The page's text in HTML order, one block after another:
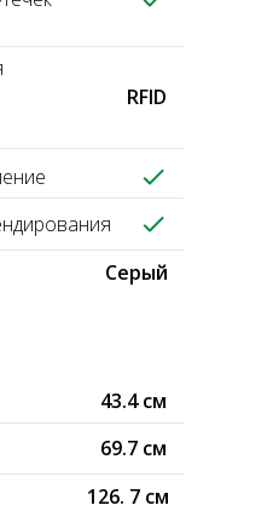
RFID
Серый
43.4 см
69.7 см
126. 7 см